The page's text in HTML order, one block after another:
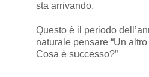
sta arrivando.
Questo è il periodo
naturale pensare “Un
Cosa è successo?”